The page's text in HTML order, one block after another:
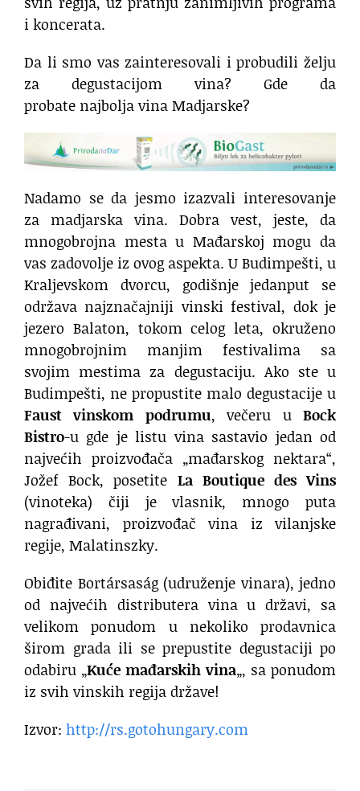
i koncerata.
Da li smo vas zainteresovali i probudili želju
za degustacijom vina? Gde da
probate najbolja vina Madjarske?
Nadamo se da jesmo izazvali interesovanje
za madjarska vina. Dobra vest, jeste, da
mnogobrojna mesta u Mađarskoj mogu da
vas zadovolje iz ovog aspekta. U Budimpešti, u
Kraljevskom dvorcu, godišnje jedanput se
održava najznačajniji vinski festival, dok je
jezero Balaton, tokom celog leta, okruženo
mnogobrojnim manjim festivalima sa
svojim mestima za degustaciju. Ako ste u
Budimpešti, ne propustite malo degustacije u
Faust vinskom podrumu, večeru uBock
Bistro-u gde je listu vina sastavio jedan od
najvećih proizvođača „mađarskog nektara“,
Jožef Bock, posetite La Boutique des Vins
(vinoteka) čiji je vlasnik, mnogo puta
nagrađivani, proizvođač vina iz vilanjske
regije, Malatinszky.
Obiđite Bortársaság (udruženje vinara), jedno
od najvećih distributera vina u državi, sa
velikom ponudom u nekoliko prodavnica
širom grada ili se prepustite degustaciji po
odabiru „Kuće mađarskih vina„, sa ponudom
iz svih vinskih regija države!
Izvor: http://rs.gotohungary.com